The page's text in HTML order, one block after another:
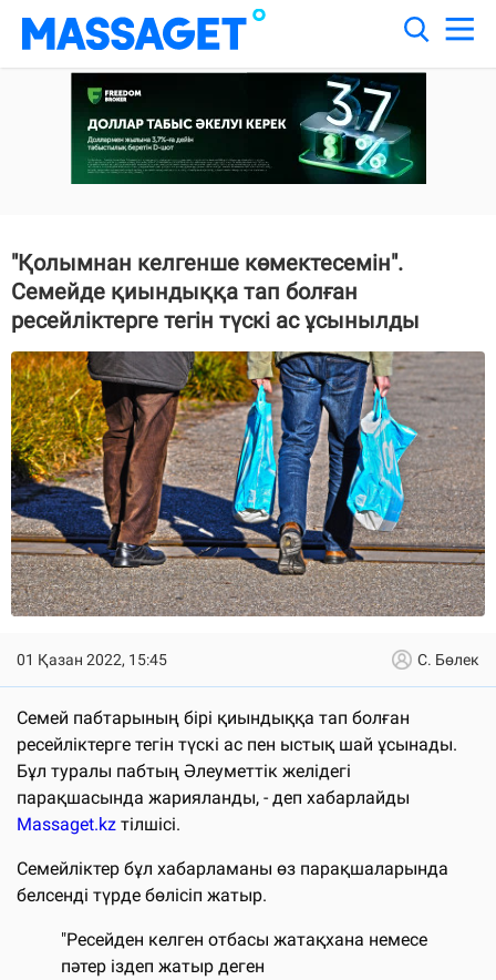
"Қолымнан келгенше көмектесемін".
Семейде қиындыққа тап болған
ресейліктерге тегін түскі ас ұсынылды
01 Қазан 2022, 15:45 С. Бөлек
Семей пабтарының бірі қиындыққа тап болған
ресейліктерге тегін түскі ас пен ыстық шай ұсынады.
Бұл туралы пабтың Әлеуметтік желідегі
парақшасында жарияланды, - деп хабарлайды
Massaget.kz тілшісі.
Семейліктер бұл хабарламаны өз парақшаларында
белсенді түрде бөлісіп жатыр.
"Ресейден келген отбасы жатақхана немесе
пәтер іздеп жатыр деген